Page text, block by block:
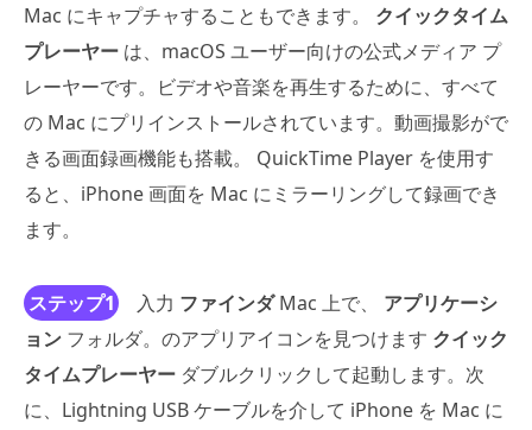
Mac にキャプチャすることもできます。 クイックタイム
プレーヤー は、macOS ユーザー向けの公式メディア プ
レーヤーです。ビデオや音楽を再生するために、すべて
の Mac にプリインストールされています。動画撮影がで
きる画面録画機能も搭載。 QuickTime Player を使用す
ると、iPhone 画面を Mac にミラーリングして録画でき
ます。
ステップ1 入力 ファインダMac 上で、 アプリケーシ
ョン フォルダ。のアプリアイコンを見つけます クイック
タイムプレーヤー ダブルクリックして起動します。次
に、Lightning USB ケーブルを介して iPhone を Mac に